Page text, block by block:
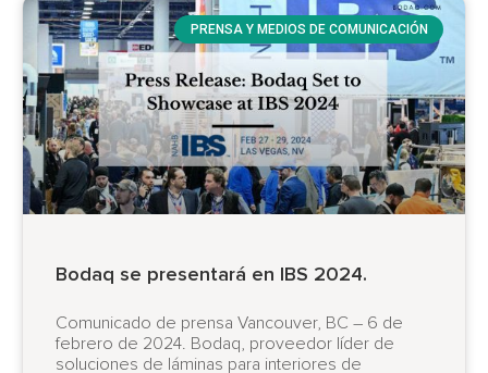
PRENSA Y MEDIOS DE COMUNICACIÓN
Bodaq se presentará en IBS 2024.
Comunicado de prensa Vancouver, BC – 6 de
febrero de 2024. Bodaq, proveedor líder de
soluciones de láminas para interiores de